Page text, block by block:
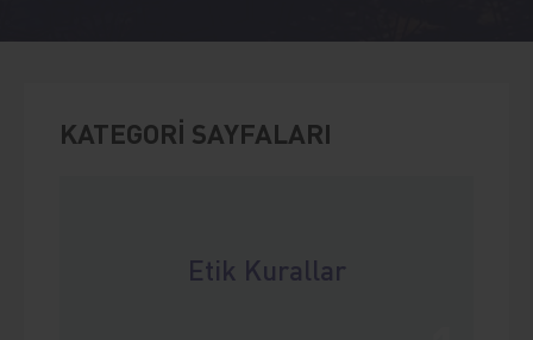
KATEGORİ SAYFALARI
Etik Kurallar